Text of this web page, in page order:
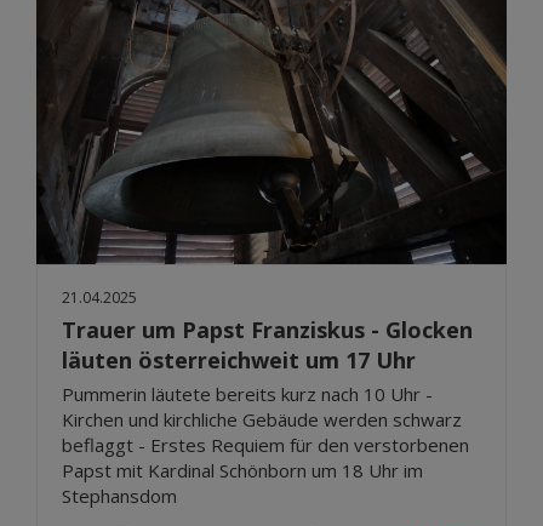
21.04.2025
Trauer um Papst Franziskus - Glocken
läuten österreichweit um 17 Uhr
Pummerin läutete bereits kurz nach 10 Uhr -
Kirchen und kirchliche Gebäude werden schwarz
beflaggt - Erstes Requiem für den verstorbenen
Papst mit Kardinal Schönborn um 18 Uhr im
Stephansdom